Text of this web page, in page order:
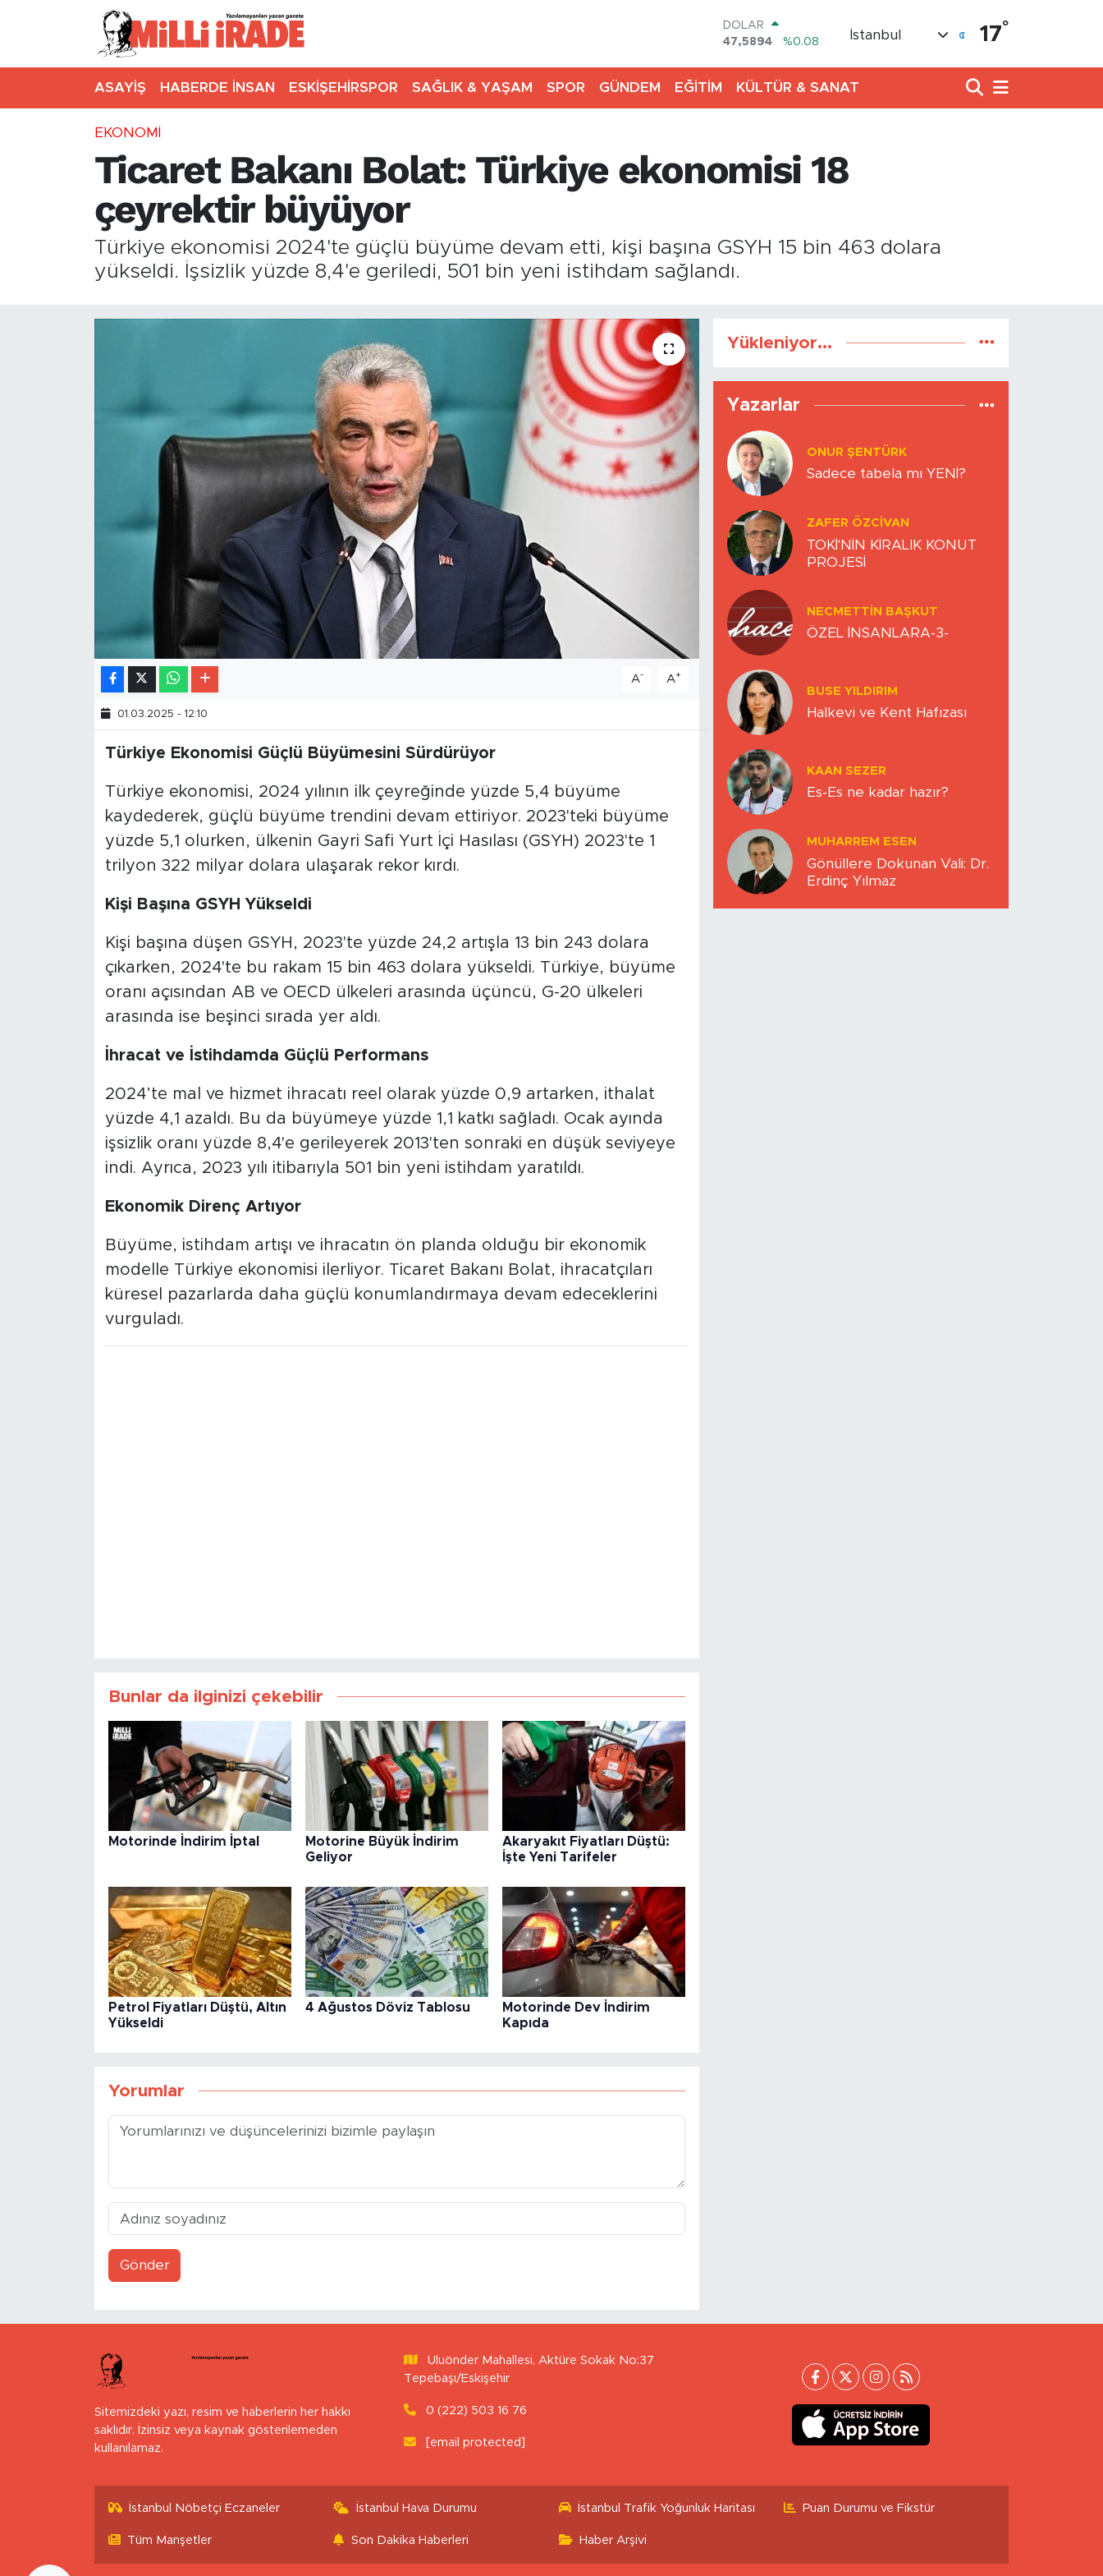
DOLAR
47,5894
%0.08
STERLİN
64,1581
%0.16
BİST100
13.703
%11
İstanbul 17°
ASAYİŞ HABERDE İNSAN ESKİŞEHİRSPOR SAĞLIK & YAŞAM SPOR GÜNDEM EĞİTİM KÜLTÜR & SANAT
EKONOMİ
Ticaret Bakanı Bolat: Türkiye ekonomisi 18
çeyrektir büyüyor
Türkiye ekonomisi 2024'te güçlü büyüme devam etti, kişi başına GSYH 15 bin 463 dolara
yükseldi. İşsizlik yüzde 8,4'e geriledi, 501 bin yeni istihdam sağlandı.
A- A+
01.03.2025 - 12:10
Türkiye Ekonomisi Güçlü Büyümesini Sürdürüyor
Türkiye ekonomisi, 2024 yılının ilk çeyreğinde yüzde 5,4 büyüme
kaydederek, güçlü büyüme trendini devam ettiriyor. 2023'teki büyüme
yüzde 5,1 olurken, ülkenin Gayri Safi Yurt İçi Hasılası (GSYH) 2023'te 1
trilyon 322 milyar dolara ulaşarak rekor kırdı.
Kişi Başına GSYH Yükseldi
Kişi başına düşen GSYH, 2023'te yüzde 24,2 artışla 13 bin 243 dolara
çıkarken, 2024'te bu rakam 15 bin 463 dolara yükseldi. Türkiye, büyüme
oranı açısından AB ve OECD ülkeleri arasında üçüncü, G-20 ülkeleri
arasında ise beşinci sırada yer aldı.
İhracat ve İstihdamda Güçlü Performans
2024’te mal ve hizmet ihracatı reel olarak yüzde 0,9 artarken, ithalat
yüzde 4,1 azaldı. Bu da büyümeye yüzde 1,1 katkı sağladı. Ocak ayında
işsizlik oranı yüzde 8,4'e gerileyerek 2013'ten sonraki en düşük seviyeye
indi. Ayrıca, 2023 yılı itibarıyla 501 bin yeni istihdam yaratıldı.
Ekonomik Direnç Artıyor
Büyüme, istihdam artışı ve ihracatın ön planda olduğu bir ekonomik
modelle Türkiye ekonomisi ilerliyor. Ticaret Bakanı Bolat, ihracatçıları
küresel pazarlarda daha güçlü konumlandırmaya devam edeceklerini
vurguladı.
Bunlar da ilginizi çekebilir
Motorinde İndirim İptal
Motorine Büyük İndirim
Geliyor
Akaryakıt Fiyatları Düştü:
İşte Yeni Tarifeler
Petrol Fiyatları Düştü, Altın
Yükseldi
4 Ağustos Döviz Tablosu
Motorinde Dev İndirim
Kapıda
Yorumlar
Gönder
Yükleniyor...
Yazarlar
ONUR ŞENTÜRK
Sadece tabela mı YENİ?
ZAFER ÖZCIVAN
TOKİ'NİN KİRALIK KONUT
PROJESİ
NECMETTIN BAŞKUT
ÖZEL İNSANLARA-3-
BUSE YILDIRIM
Halkevi ve Kent Hafızası
KAAN SEZER
Es-Es ne kadar hazır?
MUHARREM ESEN
Gönüllere Dokunan Vali: Dr.
Erdinç Yılmaz
Sitemizdeki yazı, resim ve haberlerin her hakkı
saklıdır. İzinsiz veya kaynak gösterilemeden
kullanılamaz.
Uluönder Mahallesi, Aktüre Sokak No:37
Tepebaşı/Eskişehir
0 (222) 503 16 76
[email protected]
İstanbul Nöbetçi Eczaneler İstanbul Hava Durumu İstanbul Trafik Yoğunluk Haritası Puan Durumu ve Fikstür
Tüm Manşetler Son Dakika Haberleri Haber Arşivi